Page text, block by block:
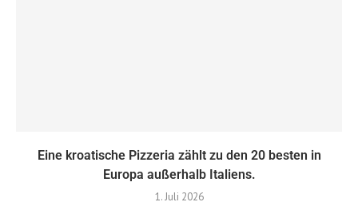
Eine kroatische Pizzeria zählt zu den 20 besten in
Europa außerhalb Italiens.
1. Juli 2026